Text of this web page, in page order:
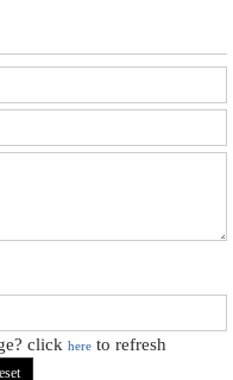
clickhere to refresh